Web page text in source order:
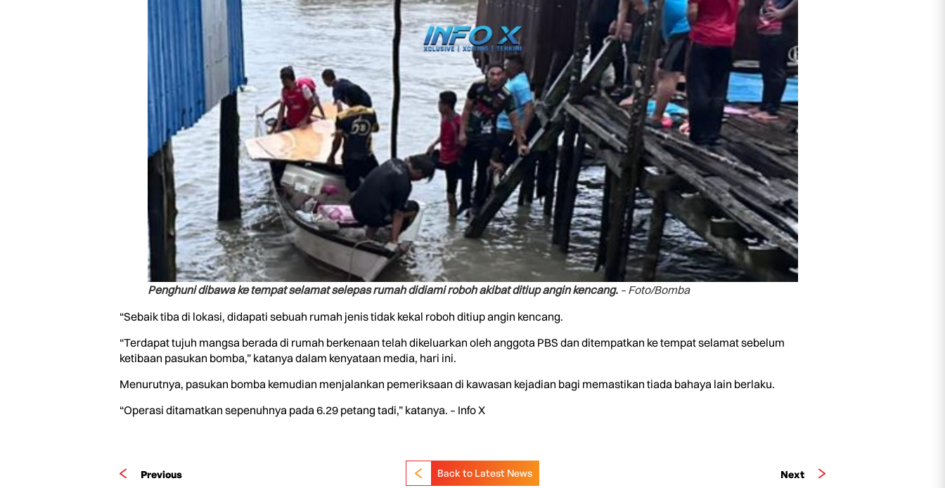
Penghuni dibawa ke tempat selamat selepas rumah didiami roboh akibat ditiup angin kencang. – Foto/Bomba
“Sebaik tiba di lokasi, didapati sebuah rumah jenis tidak kekal roboh ditiup angin kencang.
“Terdapat tujuh mangsa berada di rumah berkenaan telah dikeluarkan oleh anggota PBS dan ditempatkan ke tempat selamat sebelum
ketibaan pasukan bomba,” katanya dalam kenyataan media, hari ini.
Menurutnya, pasukan bomba kemudian menjalankan pemeriksaan di kawasan kejadian bagi memastikan tiada bahaya lain berlaku.
“Operasi ditamatkan sepenuhnya pada 6.29 petang tadi,” katanya. – Info X
Previous Next
Back to Latest News